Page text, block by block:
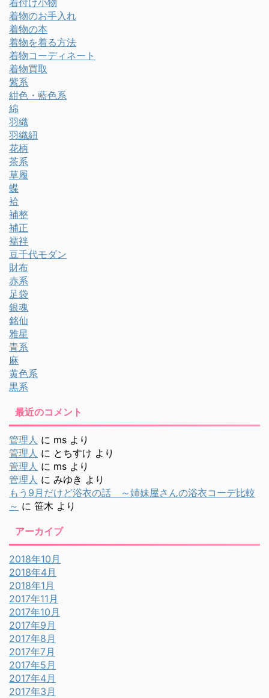
着付け小物
着物のお手入れ
着物の本
着物を着る方法
着物コーディネート
着物買取
紫系
紺色・藍色系
綿
羽織
羽織紐
花柄
茶系
草履
蝶
袷
補整
補正
襦袢
豆千代モダン
財布
赤系
足袋
銀魂
銘仙
雅星
青系
麻
黄色系
黒系
最近のコメント
管理人 に ms より
管理人 に とちすけ より
管理人 に ms より
管理人 に みゆき より
もう9月だけど浴衣の話 ～姉妹屋さんの浴衣コーデ比較
～ に 笹木 より
アーカイブ
2018年10月
2018年4月
2018年1月
2017年11月
2017年10月
2017年9月
2017年8月
2017年7月
2017年5月
2017年4月
2017年3月